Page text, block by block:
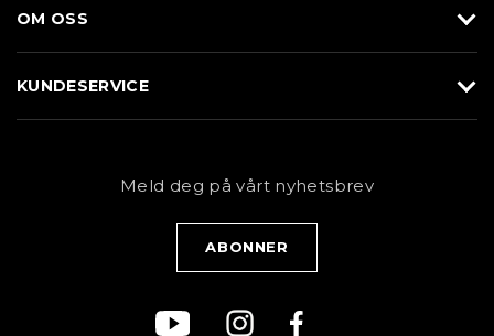
Sko
Merkevarer
Løp
Sykkel
OM OSS
KUNDESERVICE
PersonvernerklæringMeld deg på vårt nyhetsbrev